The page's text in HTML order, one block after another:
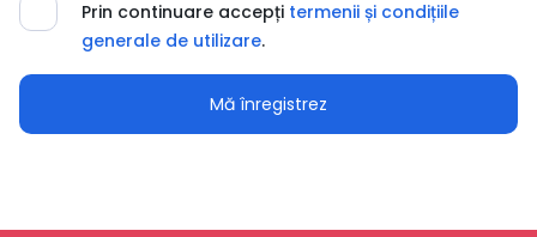
Prin continuare accepți termenii și condițiile
generale de utilizare.
Mă înregistrez